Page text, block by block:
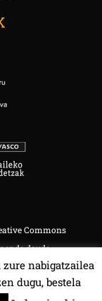
Commons
daude.
nabigatzailea
dugu, bestela